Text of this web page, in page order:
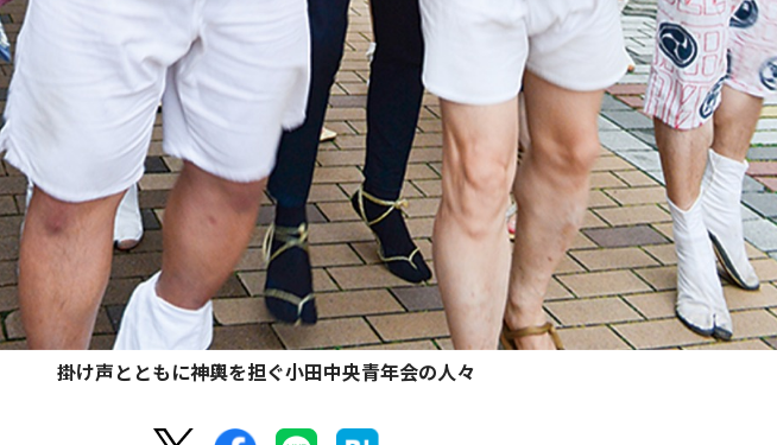
掛け声とともに神輿を担ぐ小田中央青年会の人々